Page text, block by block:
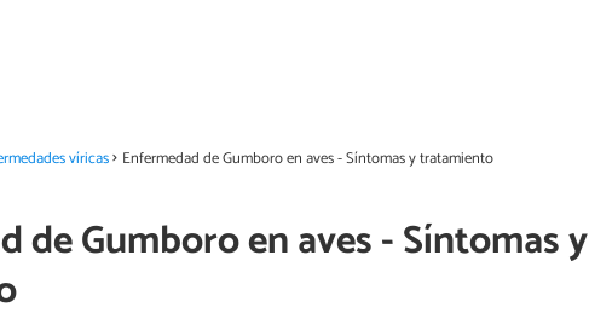
víricas Enfermedad de Gumboro en aves - Síntomas y tratamiento
de Gumboro en aves - Síntomas y